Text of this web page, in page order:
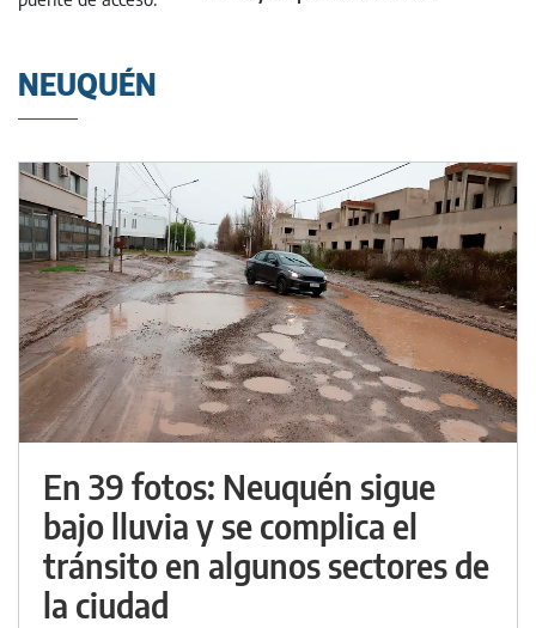
NEUQUÉN
En 39 fotos: Neuquén sigue
bajo lluvia y se complica el
tránsito en algunos sectores de
la ciudad